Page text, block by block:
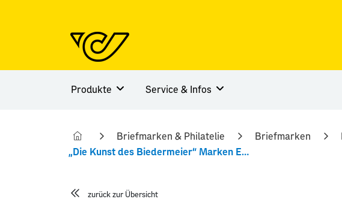
Produkte Service & Infos
Briefmarken & Philatelie Briefmarken
„Die Kunst des Biedermeier“ Marken Edition 20
zurück zur Übersicht